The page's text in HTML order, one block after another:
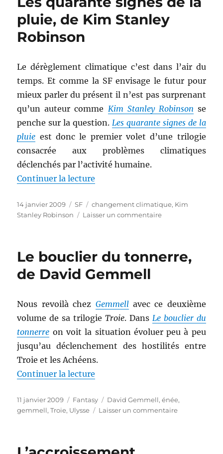
pluie, de Kim Stanley
Robinson
Le dérèglement climatique c’est dans l’air du
temps. Et comme la SF envisage le futur pour
mieux parler du présent il n’est pas surprenant
qu’un auteur comme Kim Stanley Robinson se
penche sur la question. Les quarante signes de la
pluie est donc le premier volet d’une trilogie
consacrée aux problèmes climatiques
déclenchés par l’activité humaine.
Continuer la lecture
Publié
le
14 janvier 2009 Catégories
SF Étiquettes
changement climatique, Kim
Stanley Robinson
Laisser un commentairesur
de
Stanley
Robinson
Le bouclier du tonnerre,
de David Gemmell
Nous revoilà chez Gemmellavec ce deuxième
volume de sa trilogie Troie. Dans Le bouclier du
tonnerre on voit la situation évoluer peu à peu
jusqu’au déclenchement des hostilités entre
Troie et les Achéens.
Continuer la lecture
Publié
le
11 janvier 2009 Catégories
Fantasy Étiquettes
David Gemmell,énée,
gemmell,Troie, Ulysse Laisser un commentairesur